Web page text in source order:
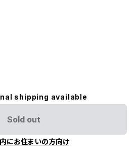
shipping available
Sold out
にお住まいの方向け